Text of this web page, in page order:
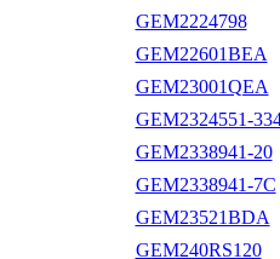
GEM2224798
GEM22601BEA
GEM23001QEA
GEM2324551-
GEM2338941-20
GEM2338941-7C
GEM23521BDA
GEM240RS120